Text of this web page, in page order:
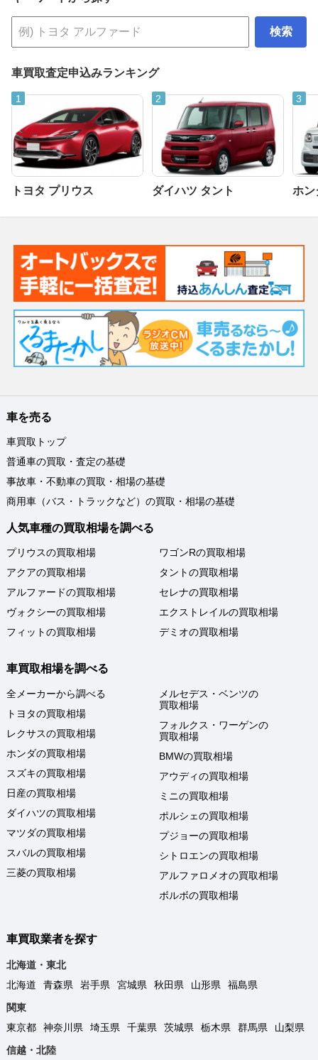
検索
車買取査定申込みランキング
トヨタ プリウス ダイハツ タント ホン
車を売る
車買取トップ
普通車の買取・査定の基礎
事故車・不動車の買取・相場の基礎
商用車（バス・トラックなど）の買取・相場の基礎
人気車種の買取相場を調べる
プリウスの買取相場
アクアの買取相場
アルファードの買取相場
ヴォクシーの買取相場
フィットの買取相場
ワゴンRの買取相場
タントの買取相場
セレナの買取相場
エクストレイルの買取相場
デミオの買取相場
車買取相場を調べる
全メーカーから調べる
トヨタの買取相場
レクサスの買取相場
ホンダの買取相場
スズキの買取相場
日産の買取相場
ダイハツの買取相場
マツダの買取相場
スバルの買取相場
三菱の買取相場
メルセデス・ベンツの
買取相場
フォルクス・ワーゲンの
買取相場
BMWの買取相場
アウディの買取相場
ミニの買取相場
ポルシェの買取相場
プジョーの買取相場
シトロエンの買取相場
アルファロメオの買取相場
ボルボの買取相場
車買取業者を探す
北海道・東北
北海道
青森県 岩手県 宮城県 秋田県 山形県
福島県
関東
東京都
神奈川県 埼玉県 千葉県 茨城県 栃木県 群馬県
山梨県
信越・北陸